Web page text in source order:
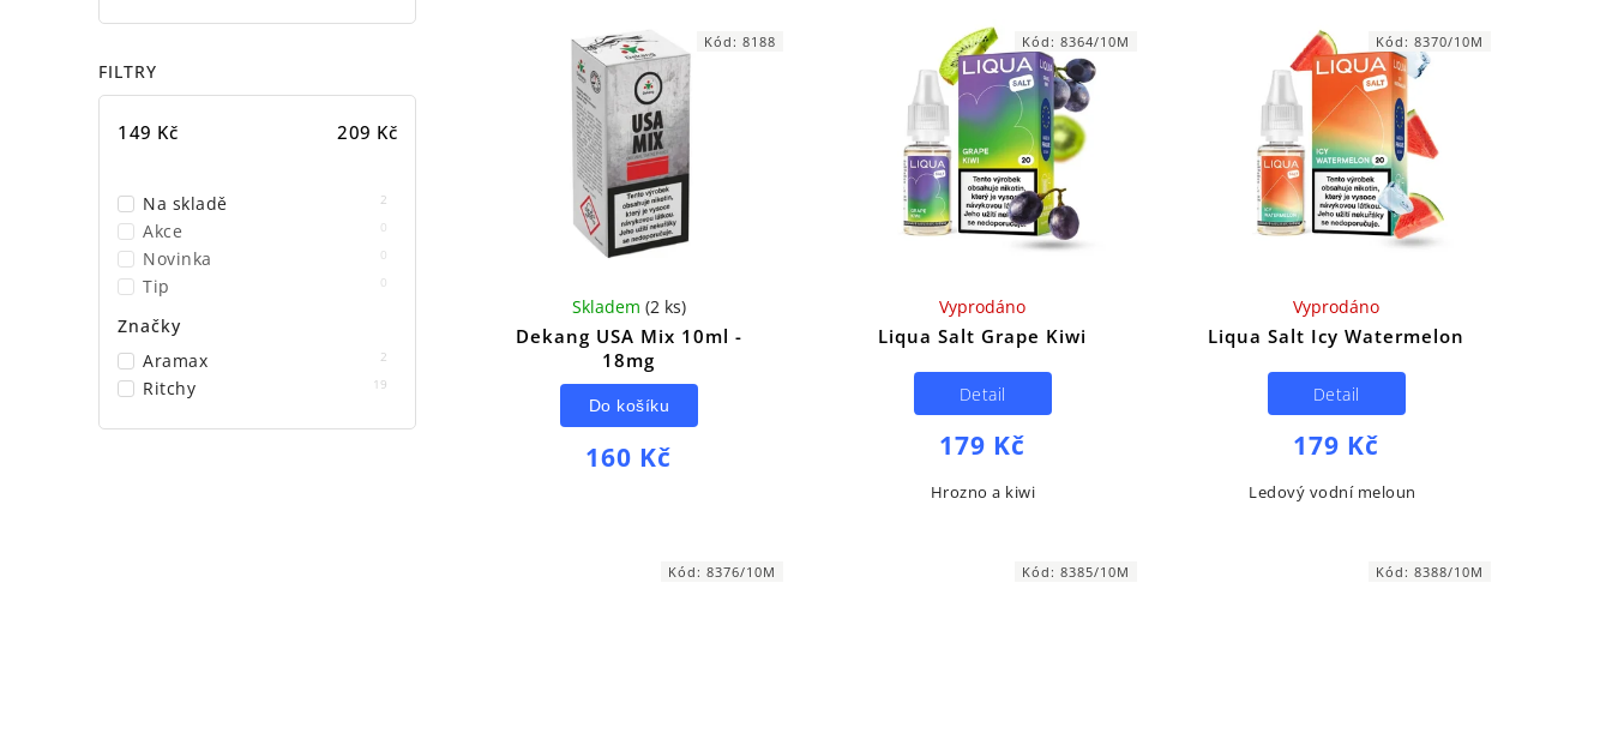
FILTRY
149 Kč 209 Kč
Na skladě 2
Akce 0
Novinka 0
Tip 0
Značky
Aramax
2
Ritchy 19
Dekang USA Mix 10ml -
18mg
Skladem (2 ks)
160 Kč
Do košíku
Kód:8188
Liqua Salt Grape Kiwi
Vyprodáno
179 Kč
Detail
Hrozno a kiwi
Kód:8364/10M
Liqua Salt Icy Watermelon
Vyprodáno
179 Kč
Detail
Ledový vodní meloun
Kód:8370/10M
Kód:8376/10M Kód:8385/10M Kód:8388/10M